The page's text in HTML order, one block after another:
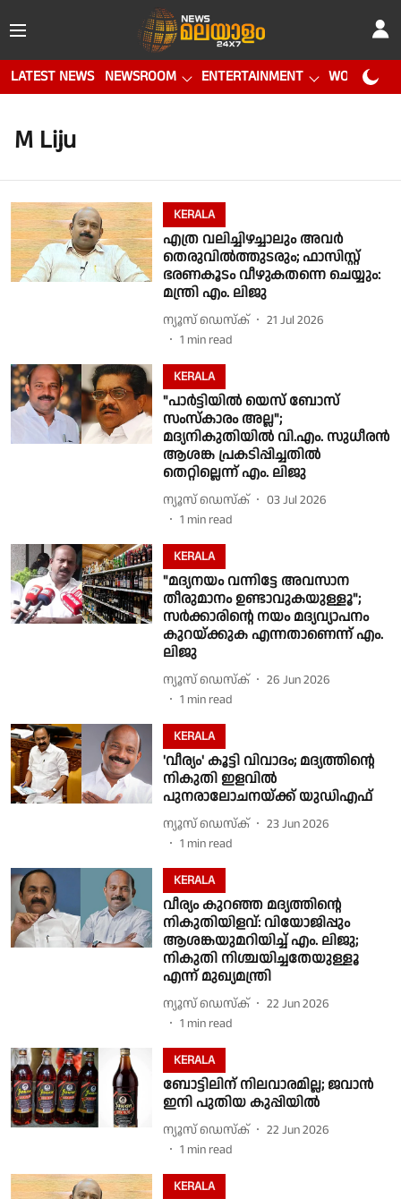
LATEST NEWS NEWSROOM ENTERTAINMENT WORLD CUP
M Liju
KERALA
എത്ര വലിച്ചിഴച്ചാലും അവര്‍
തെരുവിൽത്തുടരും; ഫാസിസ്റ്റ്
ഭരണകൂടം വീഴുകതന്നെ ചെയ്യും:
മന്ത്രി എം. ലിജു
ന്യൂസ് ഡെസ്ക്
21 Jul 2026
1 min read
KERALA
"പാർട്ടിയിൽ യെസ് ബോസ്
സംസ്കാരം അല്ല";
മദ്യനികുതിയിൽ വി.എം. സുധീരൻ
ആശങ്ക പ്രകടിപ്പിച്ചതിൽ
തെറ്റില്ലെന്ന് എം. ലിജു
ന്യൂസ് ഡെസ്ക്
03 Jul 2026
1 min read
KERALA
"മദ്യനയം വന്നിട്ടേ അവസാന
തീരുമാനം ഉണ്ടാവുകയുള്ളൂ";
സർക്കാരിൻ്റെ നയം മദ്യവ്യാപനം
കുറയ്ക്കുക എന്നതാണെന്ന് എം.
ലിജു
ന്യൂസ് ഡെസ്ക്
26 Jun 2026
1 min read
KERALA
'വീര്യം' കൂട്ടി വിവാദം; മദ്യത്തിൻ്റെ
നികുതി ഇളവിൽ
പുനരാലോചനയ്ക്ക് യുഡിഎഫ്
ന്യൂസ് ഡെസ്ക്
23 Jun 2026
1 min read
KERALA
വീര്യം കുറഞ്ഞ മദ്യത്തിന്റെ
നികുതിയിളവ്: വിയോജിപ്പും
ആശങ്കയുമറിയിച്ച് എം. ലിജു;
നികുതി നിശ്ചയിച്ചതേയുള്ളൂ
എന്ന് മുഖ്യമന്ത്രി
ന്യൂസ് ഡെസ്ക്
22 Jun 2026
1 min read
KERALA
ബോട്ടിലിന് നിലവാരമില്ല; ജവാന്‍
ഇനി പുതിയ കുപ്പിയിൽ
ന്യൂസ് ഡെസ്ക്
22 Jun 2026
1 min read
KERALA